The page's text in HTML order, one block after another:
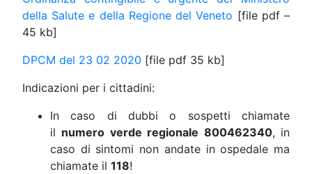
della Salute e della Regione del Veneto [file pdf –
45 kb]
DPCM del 23 02 2020 [file pdf 35 kb]
Indicazioni per i cittadini:
In caso di dubbi o sospetti chiamate
il numero verde regionale 800462340, in
caso di sintomi non andate in ospedale ma
chiamate il118!